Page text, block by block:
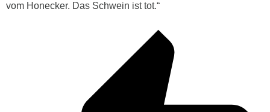
vom Honecker. Das Schwein ist tot.“